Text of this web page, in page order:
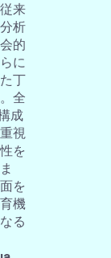
来
析
的
に
丁
全
成
視
を
を
機
る